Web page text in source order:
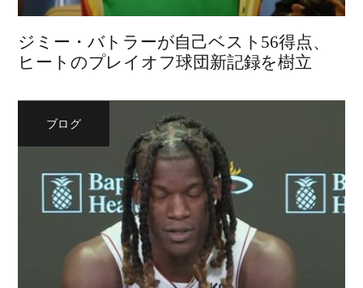
ジミー・バトラーが自己ベスト56得点、
ヒートのプレイオフ球団新記録を樹立
ブログ